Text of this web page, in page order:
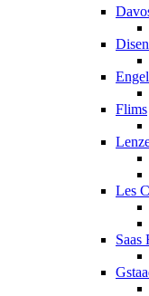
Flims
Les
Saas